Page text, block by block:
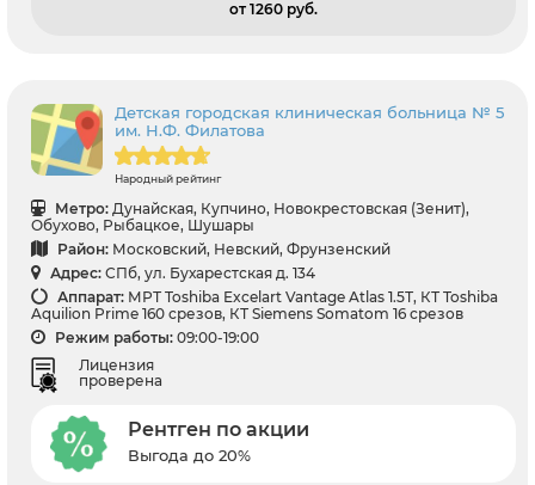
от 1260 pуб.
Детская городская клиническая больница № 5
им. Н.Ф. Филатова
Народный рейтинг
Метро: Дунайская, Купчино, Новокрестовская (Зенит),
Обухово, Рыбацкое, Шушары
Район: Московский, Невский, Фрунзенский
Адрес: СПб, ул. Бухарестская д. 134
Аппарат: МРТ Toshiba Excelart Vantage Atlas 1.5Т, КТ Toshiba
Aquilion Prime 160 срезов, КТ Siemens Somatom 16 срезов
Режим работы: 09:00-19:00
Лицензия
проверена
Рентген по акции
Выгода до 20%